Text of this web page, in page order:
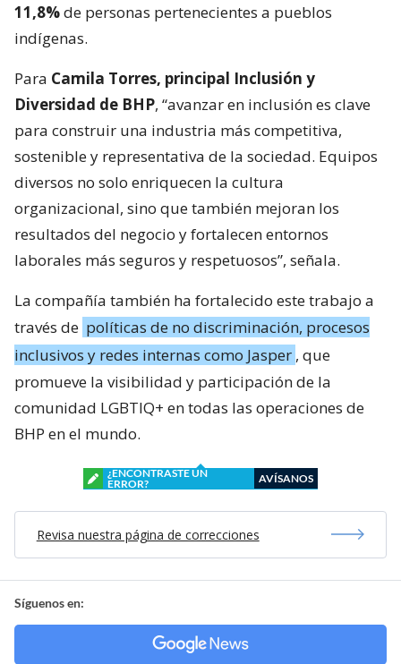
11,8%de personas pertenecientes a pueblos
indígenas.
Para Camila Torres, principal Inclusión y
Diversidad de BHP, “avanzar en inclusión es clave
para construir una industria más competitiva,
sostenible y representativa de la sociedad. Equipos
diversos no solo enriquecen la cultura
organizacional, sino que también mejoran los
resultados del negocio y fortalecen entornos
laborales más seguros y respetuosos”, señala.
La compañía también ha fortalecido este trabajo a
través de políticas de no discriminación, procesos
inclusivos y redes internas como Jasper , que
promueve la visibilidad y participación de la
comunidad LGBTIQ+ en todas las operaciones de
BHP en el mundo.
¿ENCONTRASTE UN
ERROR?
AVÍSANOS
Revisa nuestra página de correcciones
Síguenos en: